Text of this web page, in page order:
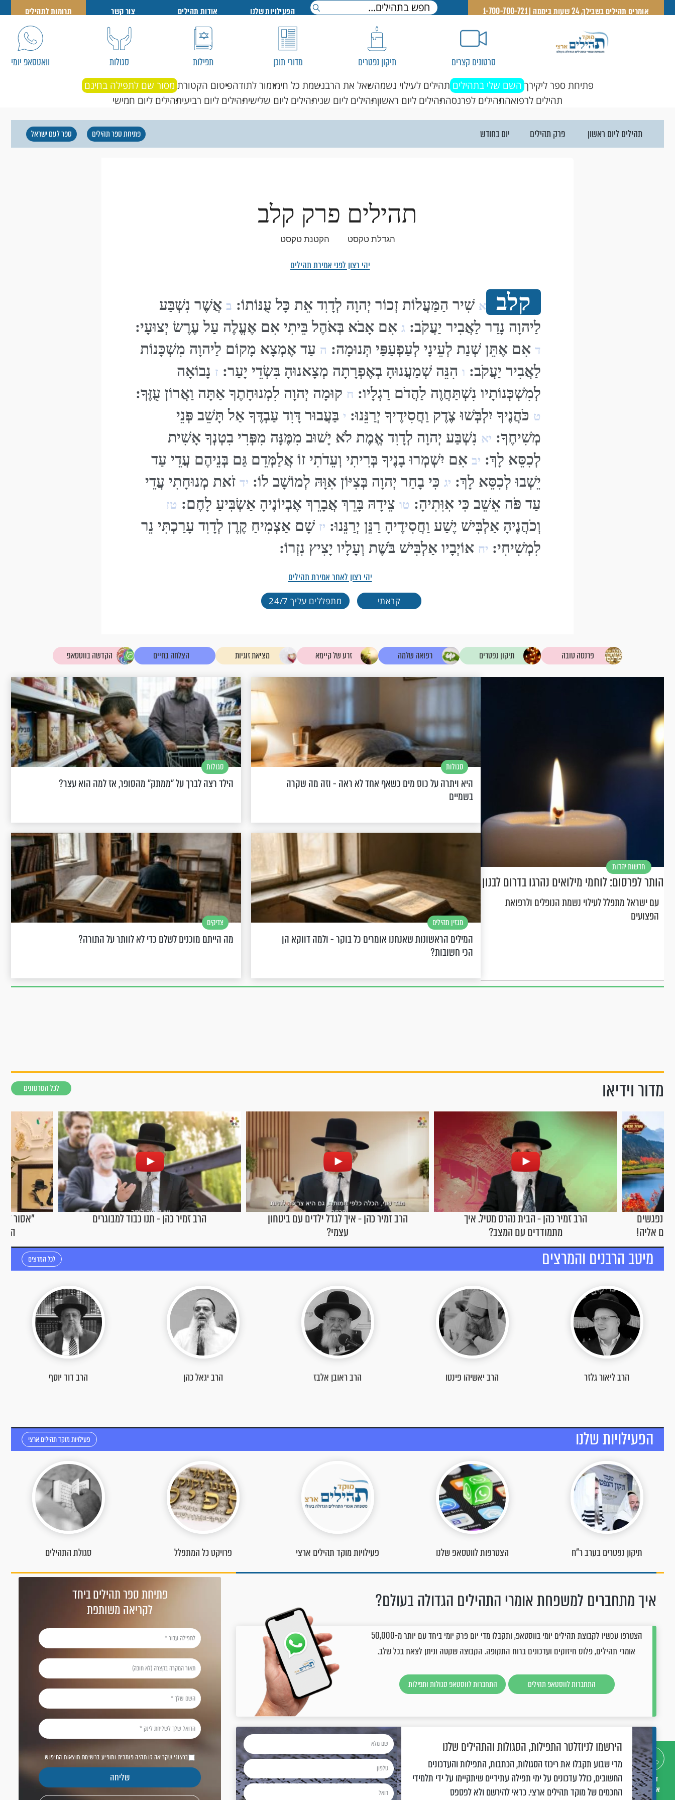
דברו
איתנו
אומרים תהילים בשבילך, 24 שעות ביממה | 1-700-700-721 הפעילויות שלנו אודות תהילים צור קשר תרומות לתהילים
סרטונים קצרים תיקון נפטרים מדורי תוכן תפילות סגולות וואטסאפ יומי
פתיחת ספר ליקירך השם שלי בתהילים תהילים לעילוי נשמהשאל את הרבנשמת כל חימזמור לתודהפיטום הקטורת מסור שם לתפילה בחינם
תהילים לרפואהתהילים לפרנסהתהילים ליום ראשוןתהילים ליום שניתהילים ליום שלישיתהילים ליום רביעיתהילים ליום חמישי
פרק תהילים יום בחודש ספר לעם ישראל פתיחת ספר תהילים
תהילים פרק קלב
הגדלת טקסט הקטנת טקסט
יהי רצון לפני אמירת תהילים
קלב א שִׁיר הַמַּעֲלוֹת זְכוֹר יְהוָה לְדָוִד אֵת כָּל עֻנּוֹתוֹ: ב אֲשֶׁר נִשְׁבַּע
לַיהוָה נָדַר לַאֲבִיר יַעֲקֹב: ג אִם אָבֹא בְּאֹהֶל בֵּיתִי אִם אֶעֱלֶה עַל עֶרֶשׂ יְצוּעָי:
ד אִם אֶתֵּן שְׁנַת לְעֵינָי לְעַפְעַפַּי תְּנוּמָה: ה עַד אֶמְצָא מָקוֹם לַיהוָה מִשְׁכָּנוֹת
לַאֲבִיר יַעֲקֹב: ו הִנֵּה שְׁמַעֲנוּהָ בְאֶפְרָתָה מְצָאנוּהָ בִּשְׂדֵי יָעַר: ז נָבוֹאָה
לְמִשְׁכְּנוֹתָיו נִשְׁתַּחֲוֶה לַהֲדֹם רַגְלָיו: ח קוּמָה יְהוָה לִמְנוּחָתֶךָ אַתָּה וַאֲרוֹן עֻזֶּךָ:
ט כֹּהֲנֶיךָ יִלְבְּשׁוּ צֶדֶק וַחֲסִידֶיךָ יְרַנֵּנוּ: י בַּעֲבוּר דָּוִד עַבְדֶּךָ אַל תָּשֵׁב פְּנֵי
מְשִׁיחֶךָ: יא נִשְׁבַּע יְהוָה לְדָוִד אֱמֶת לֹא יָשׁוּב מִמֶּנָּה מִפְּרִי בִטְנְךָ אָשִׁית
לְכִסֵּא לָךְ: יב אִם יִשְׁמְרוּ בָנֶיךָ בְּרִיתִי וְעֵדֹתִי זוֹ אֲלַמְּדֵם גַּם בְּנֵיהֶם עֲדֵי עַד
יֵשְׁבוּ לְכִסֵּא לָךְ: יג כִּי בָחַר יְהוָה בְּצִיּוֹן אִוָּהּ לְמוֹשָׁב לוֹ: יד זֹאת מְנוּחָתִי עֲדֵי
עַד פֹּה אֵשֵׁב כִּי אִוִּתִיהָ: טו צֵידָהּ בָּרֵךְ אֲבָרֵךְ אֶבְיוֹנֶיהָ אַשְׂבִּיעַ לָחֶם: טז
וְכֹהֲנֶיהָ אַלְבִּישׁ יֶשַׁע וַחֲסִידֶיהָ רַנֵּן יְרַנֵּנוּ: יז שָׁם אַצְמִיחַ קֶרֶן לְדָוִד עָרַכְתִּי נֵר
לִמְשִׁיחִי: יח אוֹיְבָיו אַלְבִּישׁ בֹּשֶׁת וְעָלָיו יָצִיץ נִזְרוֹ:
יהי רצון לאחר אמירת תהילים
קראתי מתפללים עליך 24/7
פרנסה טובה תיקון נפטרים רפואה שלמה זרע של קיימא מציאת זוגיות הצלחה בחיים הקדשה בווטסאפ
חדשות יהדות
הותר לפרסום: לוחמי מילואים נהרגו בדרום לבנון
עם ישראל מתפלל לעילוי נשמת הנופלים ולרפואת
הפצועים
סגולות
היא ויתרה על כוס מים כשאף אחד לא ראה - וזה מה שקרה
בשמיים
סגולות
הילד רצה לברך על "ממתק" מהסופר, אז למה הוא עצר?
מגזין תהילים
המילים הראשונות שאנחנו אומרים כל בוקר - ולמה דווקא הן
הכי חשובות?
צדיקים
מה הייתם מוכנים לשלם כדי לא לוותר על התורה?
מדור וידיאו לכל הסרטונים
איך
הרב זמיר כהן - איך לגדל ילדים עם ביטחון
עצמי?
הרב זמיר כהן - תנו כבוד למבוגרים
"אסור לפחד. אנחנו בידיים של בורא עולם":
הרב
מיטב הרבנים והמרצים לכל המרצים
הרב יאשיהו פינטו הרב ראובן אלבז הרב יגאל כהן הרב דוד יוסף הרב שניאור אשכנזי
הפעילויות שלנו פעילויות מוקד תהילים ארצי
הצטרפות לווטסאפ שלנו פעילויות מוקד תהילים ארצי פרויקט כל המתפלל סגולת התהילים הקדשה בווטסאפ
איך מתחברים למשפחת אומרי התהילים הגדולה בעולם?
הצטרפו עכשיו לקבוצת תהילים יומי בווסטאפ, ותקבלו מדי יום פרק יומי ביחד עם יותר מ-50,000
אומרי תהילים, פלוס חיזוקים ועדכונים ברוח התקופה. הקבוצה שקטה וניתן לצאת בכל שלב.
התחברות לווסטאפ תהילים התחברות לווסטאפ סגולות ותפילות
הירשמו לניוזלטר התפילות, הסגולות והתהילים שלנו
מדי שבוע תקבלו את ריכוז הסגולות, הכתבות, התפילות והעדכונים
החשובים, כולל עדכונים על ימי תפילה עתידיים שיתקיימו על ידי תלמידי
החכמים של מוקד תהילים ארצי. כדאי להירשם ולא לפספס
פתיחת ספר תהילים ביחד
לקריאה משותפת
ברצוני שקריאה זו תהיה פומבית ותופיע ברשימת תוצאות החיפוש